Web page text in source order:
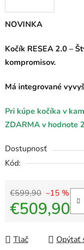
NOVINKA
Kočík RESEA 2.0 –
kompromisov.
Má integrované
Pri kúpe kočíka v
ZDARMA v hodnote
Dostupnosť
Kód:
€599,90 –15 %
€509,90
Tlač Opýtať